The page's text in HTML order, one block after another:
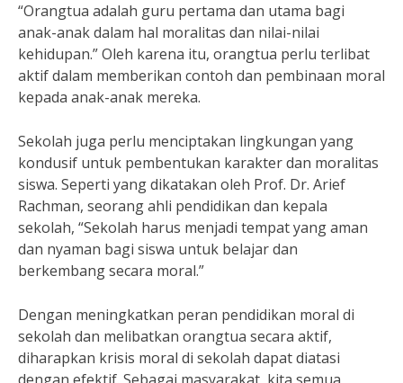
“Orangtua adalah guru pertama dan utama bagi
anak-anak dalam hal moralitas dan nilai-nilai
kehidupan.” Oleh karena itu, orangtua perlu terlibat
aktif dalam memberikan contoh dan pembinaan moral
kepada anak-anak mereka.
Sekolah juga perlu menciptakan lingkungan yang
kondusif untuk pembentukan karakter dan moralitas
siswa. Seperti yang dikatakan oleh Prof. Dr. Arief
Rachman, seorang ahli pendidikan dan kepala
sekolah, “Sekolah harus menjadi tempat yang aman
dan nyaman bagi siswa untuk belajar dan
berkembang secara moral.”
Dengan meningkatkan peran pendidikan moral di
sekolah dan melibatkan orangtua secara aktif,
diharapkan krisis moral di sekolah dapat diatasi